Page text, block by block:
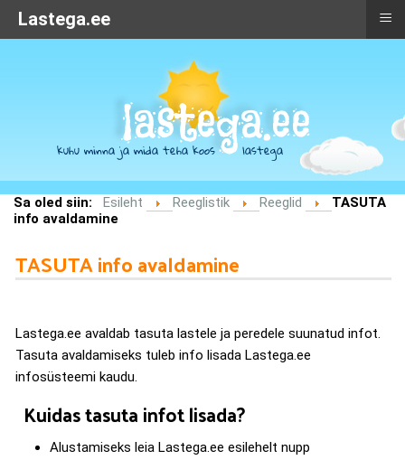
Sa oled siin: Esileht Reeglistik Reeglid
TASUTA
info avaldamine
TASUTA info avaldamine
Lastega.ee avaldab tasuta lastele ja peredele suunatud infot.
Tasuta avaldamiseks tuleb info lisada Lastega.ee
infosüsteemi kaudu.
Kuidas tasuta infot lisada?
Alustamiseks leia Lastega.ee esilehelt nupp
Lastega.ee ≡